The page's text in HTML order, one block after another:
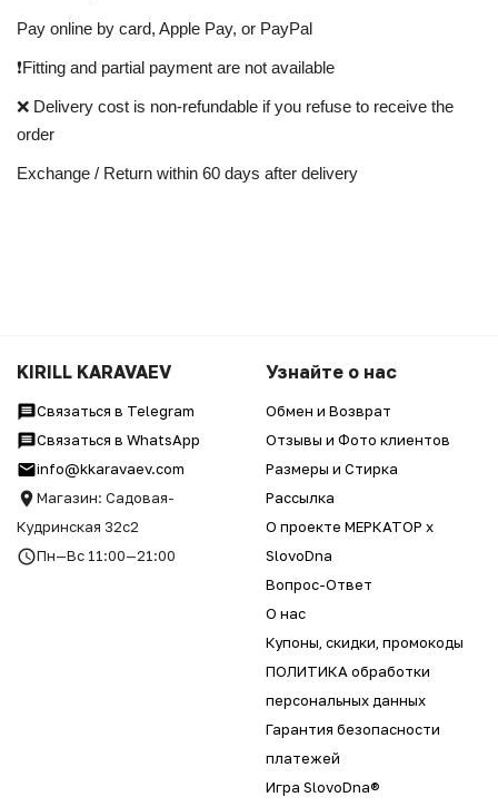
Pay online by card, Apple Pay, or PayPal
❗Fitting and partial payment are not available
❌ Delivery cost is non-refundable if you refuse to receive the
order
Exchange / Return within 60 days after delivery
KIRILL KARAVAEV
Связаться в Telegram
Связаться в WhatsApp
info@kkaravaev.com
Магазин: Садовая-
Кудринская 32с2
Пн—Вс 11:00—21:00
Узнайте о нас
Обмен и Возврат
Отзывы и Фото клиентов
Размеры и Стирка
Рассылка
О проекте МЕРКАТОР x
SlovoDna
Вопрос-Ответ
О нас
Купоны, скидки, промокоды
ПОЛИТИКА обработки
персональных данных
Гарантия безопасности
платежей
Игра SlovoDna®